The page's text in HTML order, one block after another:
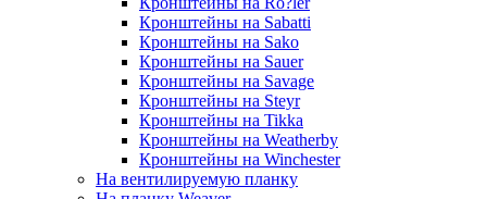
Кронштейны на Sabatti
Кронштейны на Sako
Кронштейны на Sauer
Кронштейны на Savage
Кронштейны на Steyr
Кронштейны на Tikka
Кронштейны на Weatherby
Кронштейны на Winchester
На вентилируемую планку